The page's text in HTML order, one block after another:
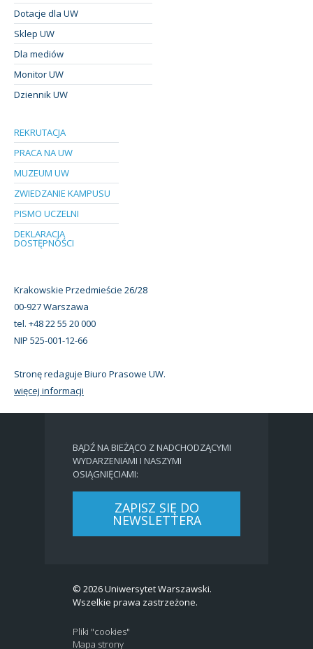
Dotacje dla UW
Sklep UW
Dla mediów
Monitor UW
Dziennik UW
REKRUTACJA
PRACA NA UW
MUZEUM UW
ZWIEDZANIE KAMPUSU
PISMO UCZELNI
DEKLARACJA
DOSTĘPNOŚCI
Krakowskie Przedmieście 26/28
00-927 Warszawa
tel. +48 22 55 20 000
NIP 525-001-12-66
Stronę redaguje Biuro Prasowe UW.
więcej informacji
BĄDŹ NA BIEŻĄCO Z NADCHODZĄCYMI
WYDARZENIAMI I NASZYMI
OSIĄGNIĘCIAMI:
ZAPISZ SIĘ DO
NEWSLETTERA
© 2026 Uniwersytet Warszawski.
Wszelkie prawa zastrzeżone.
Pliki "cookies"
Mapa strony